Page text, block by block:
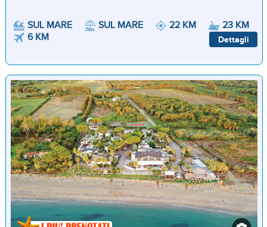
SUL MARE SUL MARE 22 KM
23 KM
6 KM
Dettagli